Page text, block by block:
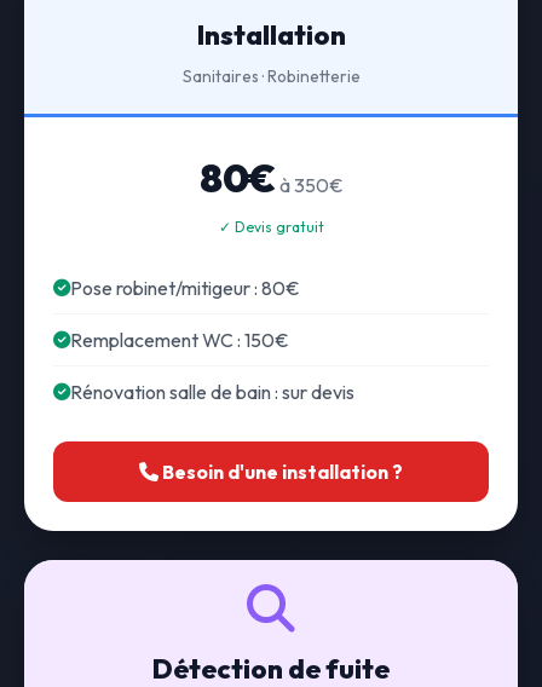
Installation
Sanitaires · Robinetterie
80€ à 350€
✓ Devis gratuit
Pose robinet/mitigeur : 80€
Remplacement WC : 150€
Rénovation salle de bain : sur devis
Besoin d'une installation ?
Détection de fuite